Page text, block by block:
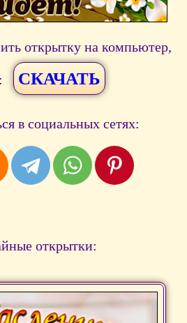
открытку на компьютер,
СКАЧАТЬ
в социальных сетях:
открытки: